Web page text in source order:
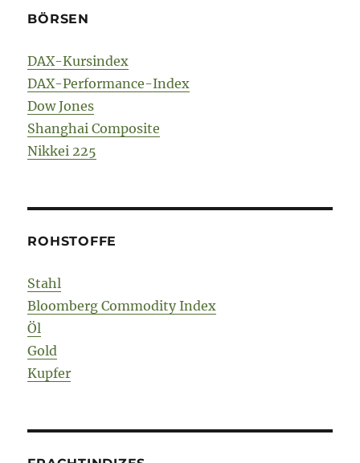
BÖRSEN
DAX-Kursindex
DAX-Performance-Index
Dow Jones
Shanghai Composite
Nikkei 225
ROHSTOFFE
Stahl
Bloomberg Commodity Index
Öl
Gold
Kupfer